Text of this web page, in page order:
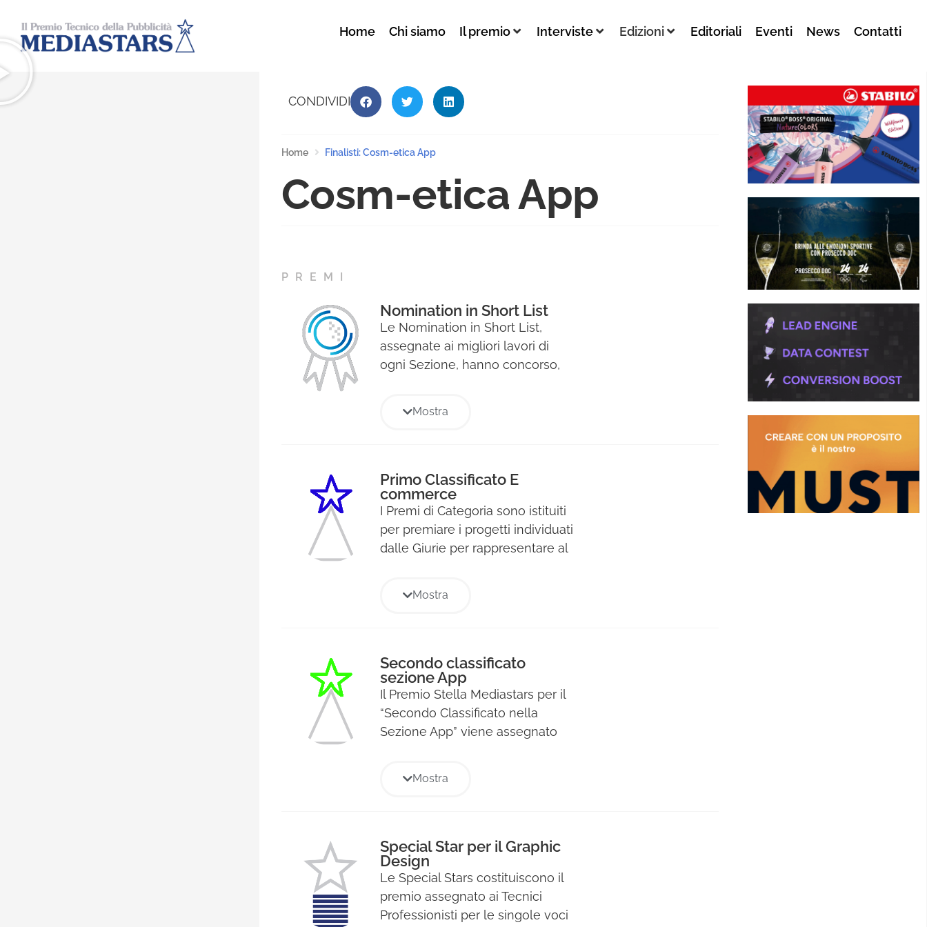
Home Chi siamo Il premio Interviste Edizioni Editoriali Eventi News Contatti
CONDIVIDI
Home Finalisti: Cosm-etica App
Cosm-etica App
PREMI
Nomination in Short List
Le Nomination in Short List,
assegnate ai migliori lavori di
ogni Sezione, hanno concorso,
Classificato). Le Nomination
questo non riceveranno
riconoscimenti, saranno tutte
pubblicate con immagine e credit
sull’Annual cartaceo Mediastars.
Mostra
Primo Classificato E
commerce
I Premi di Categoria sono istituiti
per premiare i progetti individuati
dalle Giurie per rappresentare al
Premio e verranno premiati con il
Mostra
Secondo classificato
sezione App
Il Premio Stella Mediastars per il
“Secondo Classificato nella
Sezione App” viene assegnato
innovazione, design intuitivo e un
dopo il primo posto. Questo
riconoscimento valorizza le app
che, attraverso la loro
funzionalità, usabilità e creatività,
migliorano la vita quotidiana,
Mostra
Special Star per il Graphic
Design
Le Special Stars costituiscono il
premio assegnato ai Tecnici
Professionisti per le singole voci